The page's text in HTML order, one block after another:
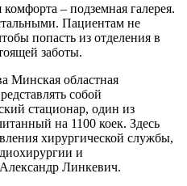
– подземная галерея.
Пациентам не
попасть из отделения в
заботы.
Минская областная
собой
стационар, один из
на 1100 коек. Здесь
хирургической службы,
и
Линкевич.